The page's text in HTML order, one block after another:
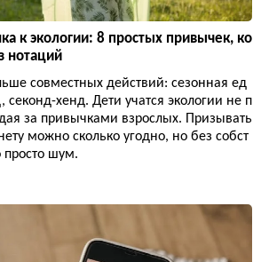
к экологии: 8 простых привычек, ко
нотаций
совместных действий: сезонная ед
секонд-хенд. Дети учатся экологии не п
за привычками взрослых. Призывать
можно сколько угодно, но без собст
просто шум.